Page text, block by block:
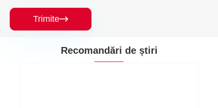
Trimite
Recomandări de știri